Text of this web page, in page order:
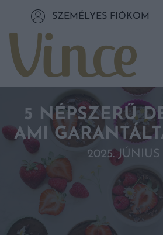
Tovább a tartalomhozSZEMÉLYES FIÓKOM
5 NÉPSZERŰ
AMI
2025. JÚNIUS